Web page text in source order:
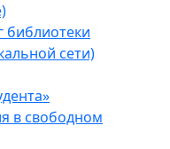
библиотеки
сети)
в свободном